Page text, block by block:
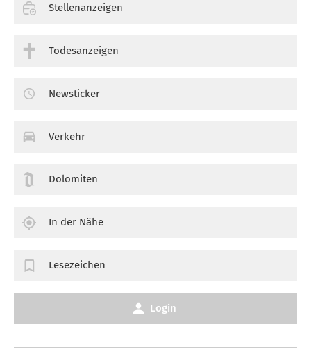
Stellenanzeigen
Todesanzeigen
Newsticker
Verkehr
Dolomiten
In der Nähe
Lesezeichen
Login